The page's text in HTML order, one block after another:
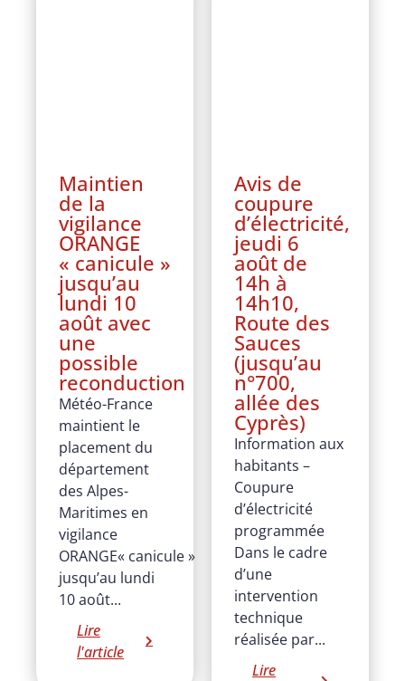
Maintien
de la
vigilance
ORANGE
« canicule »
jusqu’au
lundi 10
août avec
une
possible
reconduction
Météo-France
maintient le
placement du
département
des Alpes-
Maritimes en
vigilance
ORANGE« canicule »
jusqu’au lundi
10 août...
Lire
l'article
Avis de
coupure
d’électricité,
jeudi 6
août de
14h à
14h10,
Route des
Sauces
(jusqu’au
n°700,
allée des
Cyprès)
Information aux
habitants –
Coupure
d’électricité
programmée
Dans le cadre
d’une
intervention
technique
réalisée par...
Lire